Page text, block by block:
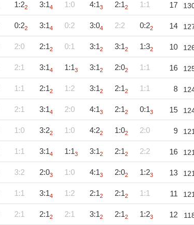
1:22 3:14 1:0 4:13 2:12 1:1 17
0:22 3:14 0:2 3:04 2:2 0:22 14
2:0 2:12 0:1 3:12 3:12 1:32 10
2:1 3:14 1:13 3:12 2:02 1:1 16
1:1 2:12 1:2 3:12 2:12 1:1 8
2:1 3:14 2:0 4:13 2:12 0:13 15
1:0 3:22 1:0 4:22 1:02 2:0 9
1:1 3:14 1:13 3:12 2:12 2:2 16
3:2 2:03 1:0 4:13 2:02 1:23 13
1:1 3:14 1:2 2:12 2:12 1:1 11
2:1 2:12 2:1 3:12 2:12 1:23 12